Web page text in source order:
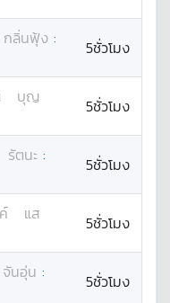
กลิ่นฟุ้ง :
5ชั่วโมง
บุญ
5ชั่วโมง
รัตนะ :
5ชั่วโมง
แส
5ชั่วโมง
จันอุ่น :
5ชั่วโมง